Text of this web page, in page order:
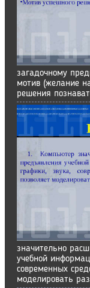
загадочному
мотив (желание
решения
значительно
учебной
современных
моделировать